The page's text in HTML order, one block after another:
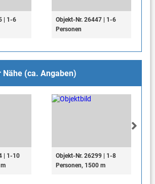
| 1-6
Objekt-Nr. 26447 | 1-6
Personen
Nähe (ca. Angaben)
| 1-10
Objekt-Nr. 26299 | 1-8
Personen, 1500 m